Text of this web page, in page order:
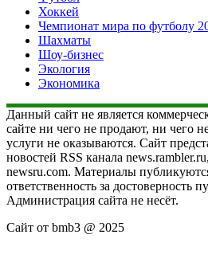
Хоккей
Чемпионат мира по футболу
Шахматы
Шоу-бизнес
Экология
Экономика
Данный сайт не является
сайте ни чего не продают, ни чего
услуги не оказываются. Сайт
новостей RSS канала
newsru.com. Материалы
ответственность за достоверность
Администрация сайта не несёт.
Сайт от bmb3 @ 2025